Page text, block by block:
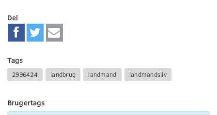
Del
Tags
2996424 landbrug landmand landmandsliv
Brugertags